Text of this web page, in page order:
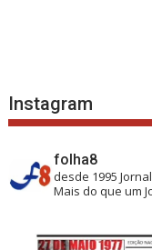
Instagram
folha8
desde 1995
Mais do que um